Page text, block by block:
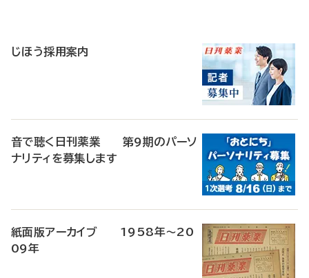
じほう採用案内
音で聴く日刊薬業 第9期のパーソ
ナリティを募集します
紙面版アーカイブ 1958年～20
09年